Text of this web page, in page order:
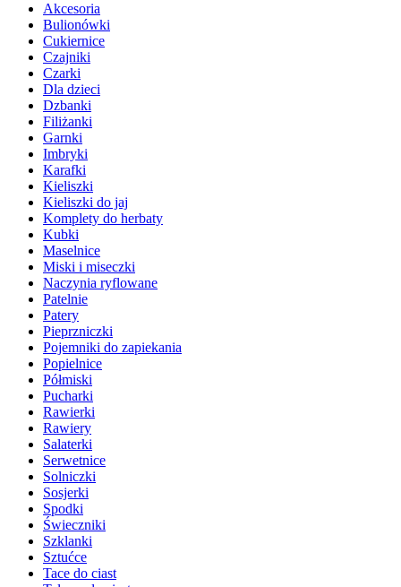
Akcesoria
Bulionówki
Cukiernice
Czajniki
Czarki
Dla dzieci
Dzbanki
Filiżanki
Garnki
Imbryki
Karafki
Kieliszki
Kieliszki do jaj
Komplety do herbaty
Kubki
Maselnice
Miski i miseczki
Naczynia ryflowane
Patelnie
Patery
Pieprzniczki
Pojemniki do zapiekania
Popielnice
Półmiski
Pucharki
Rawierki
Rawiery
Salaterki
Serwetnice
Solniczki
Sosjerki
Spodki
Świeczniki
Szklanki
Sztućce
Tace do ciast